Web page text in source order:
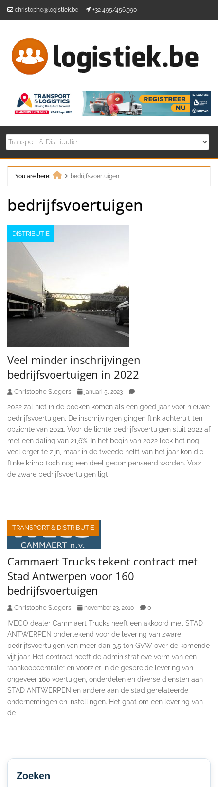
christophe@logistiek.be +32 495/456.990
You are here:
bedrijfsvoertuigen
bedrijfsvoertuigen
DISTRIBUTIE
Veel minder inschrijvingen
bedrijfsvoertuigen in 2022
Christophe Slegers januari 5, 2023
2022 zal niet in de boeken komen als een goed jaar voor nieuwe
bedrijfsvoertuigen. De inschrijvingen gingen flink achteruit ten
opzichte van 2021. Voor de lichte bedrijfsvoertuigen sluit 2022 af
met een daling van 21,6%. In het begin van 2022 leek het nog
veel erger te zijn, maar in de tweede helft van het jaar kon die
flinke krimp toch nog een deel gecompenseerd worden. Voor
de zware bedrijfsvoertuigen ligt
TRANSPORT & DISTRIBUTIE
Cammaert Trucks tekent contract met
Stad Antwerpen voor 160
bedrijfsvoertuigen
Christophe Slegers november 23, 2010 0
IVECO dealer Cammaert Trucks heeft een akkoord met STAD
ANTWERPEN ondertekend voor de levering van zware
bedrijfsvoertuigen van meer dan 3,5 ton GVW over de komende
vijf jaar. Het contract heeft de administratieve vorm van een
“aankoopcentrale” en voorziet in de gespreide levering van
ongeveer 160 voertuigen, onderdelen en diverse diensten aan
STAD ANTWERPEN en andere aan de stad gerelateerde
ondernemingen en instellingen. Het gaat om een levering van
de
Secondary
Sidebar
Zoeken